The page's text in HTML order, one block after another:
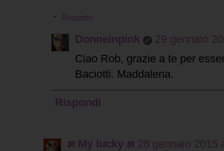
Risposte
Donneinpink
29 gennaio
Ciao Rob, grazie a te per
Baciotti. Maddalena.
Rispondi
೫ My lucky ೫ 28 gennaio 2015